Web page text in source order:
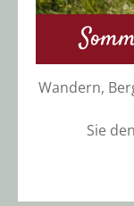
Wandern,
Sie